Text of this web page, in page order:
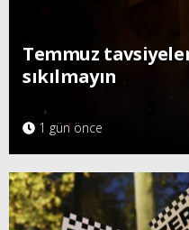
Temmuz
sıkılmayın
1 gün önce